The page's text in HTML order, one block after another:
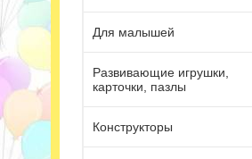
Для малышей
Развивающие игрушки,
карточки, пазлы
Конструкторы